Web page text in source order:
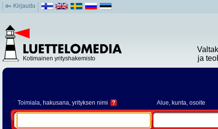
Kirjaudu
Kotimainen yrityshakemisto
ja
Toimiala, hakusana, yrityksen nimi ? Alue, kunta, osoite